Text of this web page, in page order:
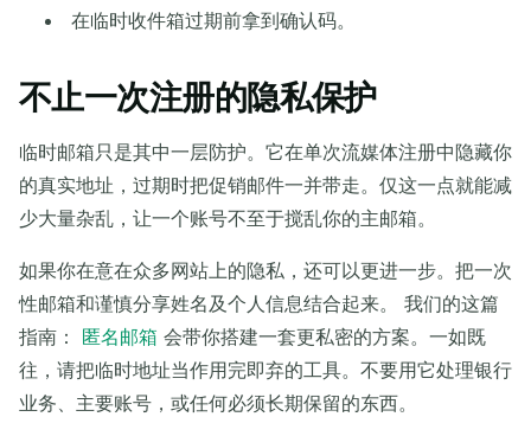
在临时收件箱过期前拿到确认码。
不止一次注册的隐私保护
临时邮箱只是其中一层防护。它在单次流媒体注册中隐藏你
的真实地址，过期时把促销邮件一并带走。仅这一点就能减
少大量杂乱，让一个账号不至于搅乱你的主邮箱。
如果你在意在众多网站上的隐私，还可以更进一步。把一次
性邮箱和谨慎分享姓名及个人信息结合起来。 我们的这篇
指南： 匿名邮箱 会带你搭建一套更私密的方案。一如既
往，请把临时地址当作用完即弃的工具。不要用它处理银行
业务、主要账号，或任何必须长期保留的东西。